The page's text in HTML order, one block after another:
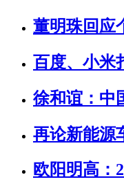
董明珠回应
百度、小米
徐和谊：中
再论新能源
欧阳明高：